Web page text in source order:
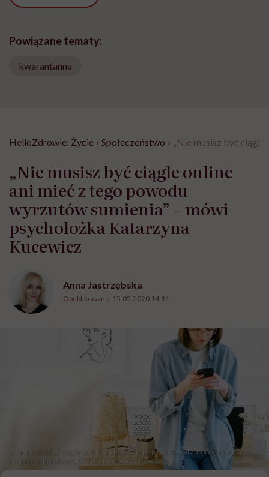
Powiązane tematy:
kwarantanna
HelloZdrowie: Życie › Społeczeństwo › „Nie musisz być
„Nie musisz być ciągle online
ani mieć z tego powodu
wyrzutów sumienia” – mówi
psycholożka Katarzyna
Kucewicz
Anna Jastrzębska
Opublikowano: 15.05.2020 14:11
„Nie musisz być ciągle online ani mieć z tego powodu wyrzutów sumienia” –
mówi psycholożka Katarzyna Kucewicz / Pexels